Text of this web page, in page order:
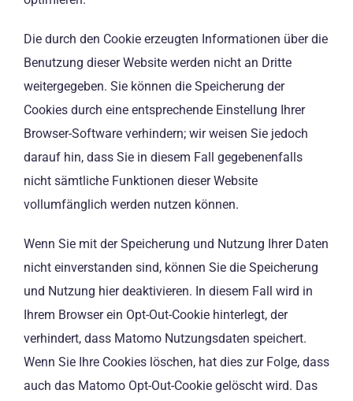
Die durch den Cookie erzeugten Informationen über die
Benutzung dieser Website werden nicht an Dritte
weitergegeben. Sie können die Speicherung der
Cookies durch eine entsprechende Einstellung Ihrer
Browser-Software verhindern; wir weisen Sie jedoch
darauf hin, dass Sie in diesem Fall gegebenenfalls
nicht sämtliche Funktionen dieser Website
vollumfänglich werden nutzen können.
Wenn Sie mit der Speicherung und Nutzung Ihrer Daten
nicht einverstanden sind, können Sie die Speicherung
und Nutzung hier deaktivieren. In diesem Fall wird in
Ihrem Browser ein Opt-Out-Cookie hinterlegt, der
verhindert, dass Matomo Nutzungsdaten speichert.
Wenn Sie Ihre Cookies löschen, hat dies zur Folge, dass
auch das Matomo Opt-Out-Cookie gelöscht wird. Das